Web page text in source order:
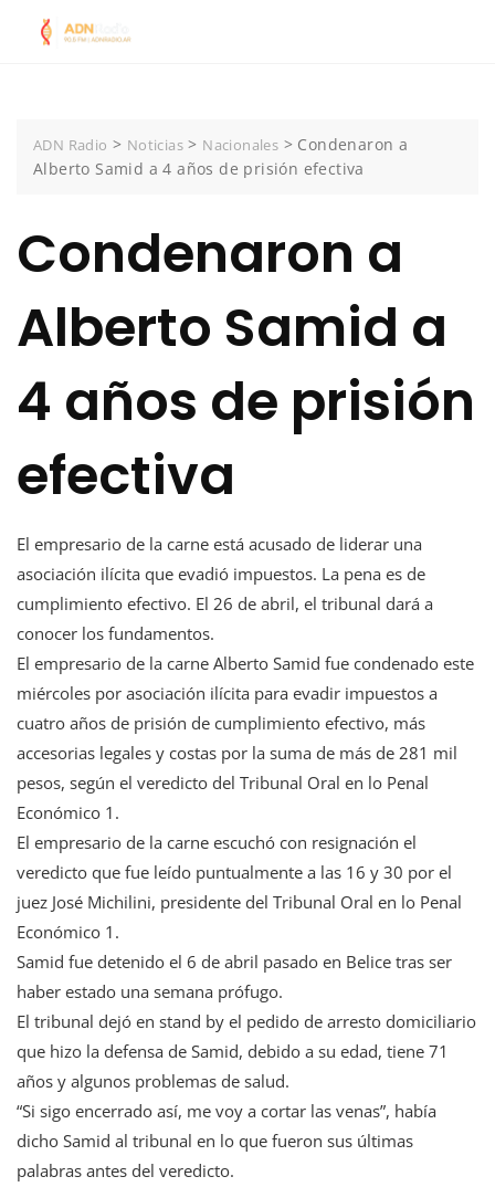
ADN Radio > Noticias > Nacionales > Condenaron a
Alberto Samid a 4 años de prisión efectiva
Condenaron a
Alberto Samid a
4 años de prisión
efectiva
El empresario de la carne está acusado de liderar una
asociación ilícita que evadió impuestos. La pena es de
cumplimiento efectivo. El 26 de abril, el tribunal dará a
conocer los fundamentos.
El empresario de la carne Alberto Samid fue condenado este
miércoles por asociación ilícita para evadir impuestos a
cuatro años de prisión de cumplimiento efectivo, más
accesorias legales y costas por la suma de más de 281 mil
pesos, según el veredicto del Tribunal Oral en lo Penal
Económico 1.
El empresario de la carne escuchó con resignación el
veredicto que fue leído puntualmente a las 16 y 30 por el
juez José Michilini, presidente del Tribunal Oral en lo Penal
Económico 1.
Samid fue detenido el 6 de abril pasado en Belice tras ser
haber estado una semana prófugo.
El tribunal dejó en stand by el pedido de arresto domiciliario
que hizo la defensa de Samid, debido a su edad, tiene 71
años y algunos problemas de salud.
“Si sigo encerrado así, me voy a cortar las venas”, había
dicho Samid al tribunal en lo que fueron sus últimas
palabras antes del veredicto.